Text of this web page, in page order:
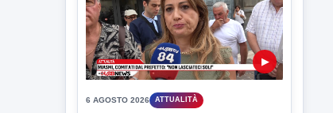
▶
6 AGOSTO 2026 ATTUALITÀ